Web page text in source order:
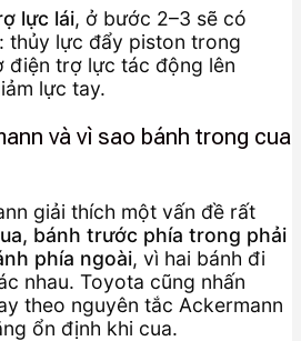
lực lái, ở bước 2–3 sẽ có
thủy lực đẩy piston trong
điện trợ lực tác động lên
lực tay.
và vì sao bánh trong cua
giải thích một vấn đề rất
bánh trước phía trong phải
phía ngoài, vì hai bánh đi
nhau. Toyota cũng nhấn
theo nguyên tắc Ackermann
ổn định khi cua.